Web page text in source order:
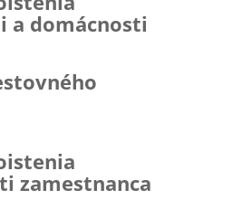
a domácnosti
zamestnanca